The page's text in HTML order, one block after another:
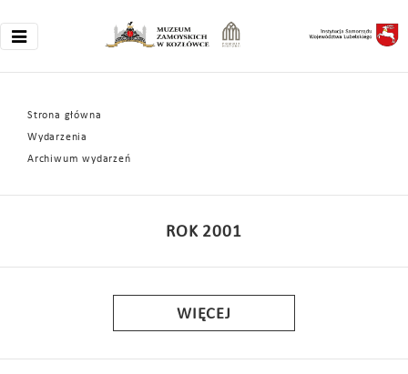
Strona główna
Wydarzenia
Archiwum wydarzeń
ROK 2001
WIĘCEJ